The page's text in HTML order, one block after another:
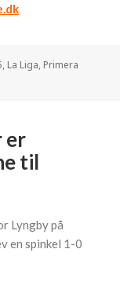
, La Liga, Primera
er
til
Lyngby på
en spinkel 1-0